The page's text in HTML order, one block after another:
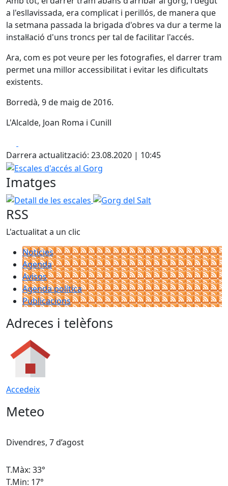
a l'esllavissada, era complicat i perillós, de manera que
la setmana passada la brigada d'obres va dur a terme la
instal·lació d'uns troncs per tal de facilitar l'accés.
Ara, com es pot veure per les fotografies, el darrer tram
permet una millor accessibilitat i evitar les dificultats
existents.
Borredà, 9 de maig de 2016.
L'Alcalde, Joan Roma i Cunill
Darrera actualització: 23.08.2020 | 10:45
Escales d'accés al Gorg
Imatges
Detall de les escales Gorg del Salt
RSS
L'actualitat a un clic
Notícies
Agenda
Avisos
Agenda política
Publicacions
Adreces i telèfons
Accedeix
Meteo
Divendres, 7 d’agost
T.Màx: 33°
T.Min: 17°